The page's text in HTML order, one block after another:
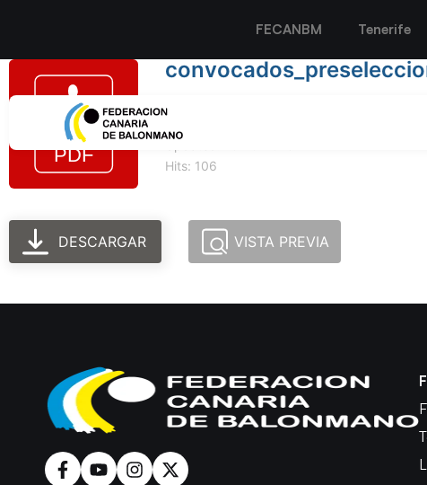
FECANBM Tenerife
Hits: 106
DESCARGAR VISTA PREVIA